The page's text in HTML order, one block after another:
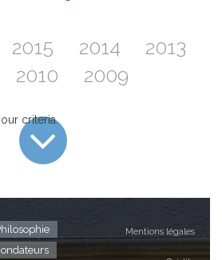
2015 2014
2013
2010 2009
criteria.
Mentions légales